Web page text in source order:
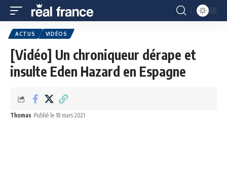
ACTUS VIDÉOS
[Vidéo] Un chroniqueur dérape et
insulte Eden Hazard en Espagne
Thomas Publié le 18 mars 2021